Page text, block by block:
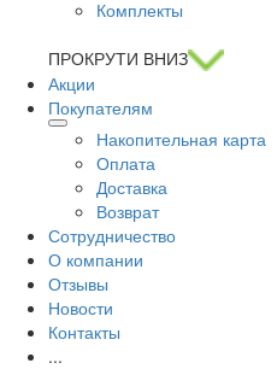
Комплекты
ПРОКРУТИ ВНИЗ
Акции
Покупателям
Накопительная карта
Оплата
Доставка
Возврат
Сотрудничество
О компании
Отзывы
Новости
Контакты
...